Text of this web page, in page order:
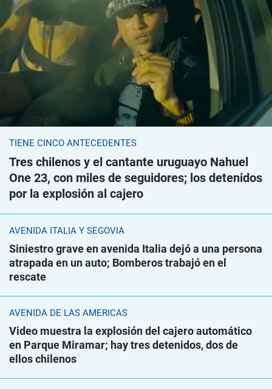
TIENE CINCO ANTECEDENTES
Tres chilenos y el cantante uruguayo Nahuel
One 23, con miles de seguidores; los detenidos
por la explosión al cajero
AVENIDA ITALIA Y SEGOVIA
Siniestro grave en avenida Italia dejó a una persona
atrapada en un auto; Bomberos trabajó en el
rescate
AVENIDA DE LAS AMÉRICAS
Video muestra la explosión del cajero automático
en Parque Miramar; hay tres detenidos, dos de
ellos chilenos